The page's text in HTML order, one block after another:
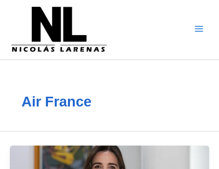
Air France